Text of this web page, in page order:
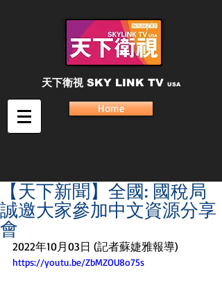
天下衛視 SKY LINK TV USA
Home
【天下新聞】全國: 國稅局
誠邀大家參加中文資源分享
會
2022年10月03日 (記者蘇婕雅報導)
https://youtu.be/ZbMZOU8o75s